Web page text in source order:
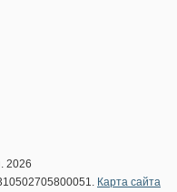
2026
Карта сайта